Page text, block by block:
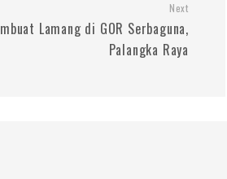
Next
Lamang di GOR Serbaguna,
Palangka Raya